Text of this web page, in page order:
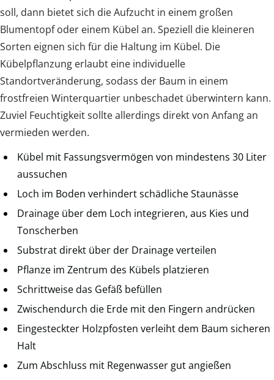
soll, dann bietet sich die Aufzucht in einem großen
Blumentopf oder einem Kübel an. Speziell die kleineren
Sorten eignen sich für die Haltung im Kübel. Die
Kübelpflanzung erlaubt eine individuelle
Standortveränderung, sodass der Baum in einem
frostfreien Winterquartier unbeschadet überwintern kann.
Zuviel Feuchtigkeit sollte allerdings direkt von Anfang an
vermieden werden.
Kübel mit Fassungsvermögen von mindestens 30 Liter
aussuchen
Loch im Boden verhindert schädliche Staunässe
Drainage über dem Loch integrieren, aus Kies und
Tonscherben
Substrat direkt über der Drainage verteilen
Pflanze im Zentrum des Kübels platzieren
Schrittweise das Gefäß befüllen
Zwischendurch die Erde mit den Fingern andrücken
Eingesteckter Holzpfosten verleiht dem Baum sicheren
Halt
Zum Abschluss mit Regenwasser gut angießen